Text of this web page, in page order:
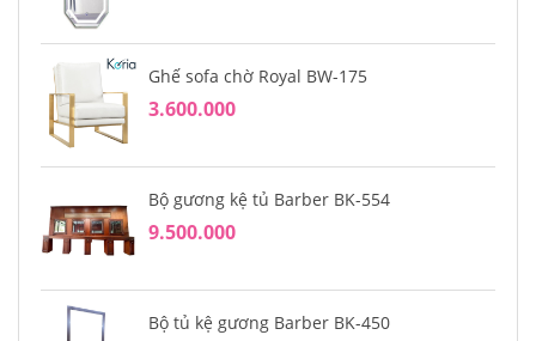
Ghế sofa chờ Royal BW-175
3.600.000
Bộ gương kệ tủ Barber BK-554
9.500.000
Bộ tủ kệ gương Barber BK-450